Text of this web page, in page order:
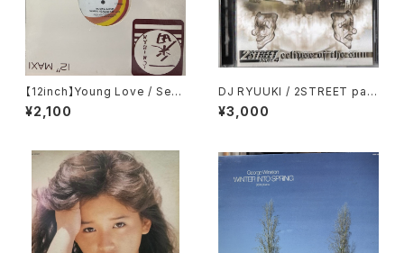
【12inch】Young Love / Sexu
al Healing Rap
¥2,100
DJ RYUUKI / 2STREET part.
4 ecipse of the sun
¥3,000